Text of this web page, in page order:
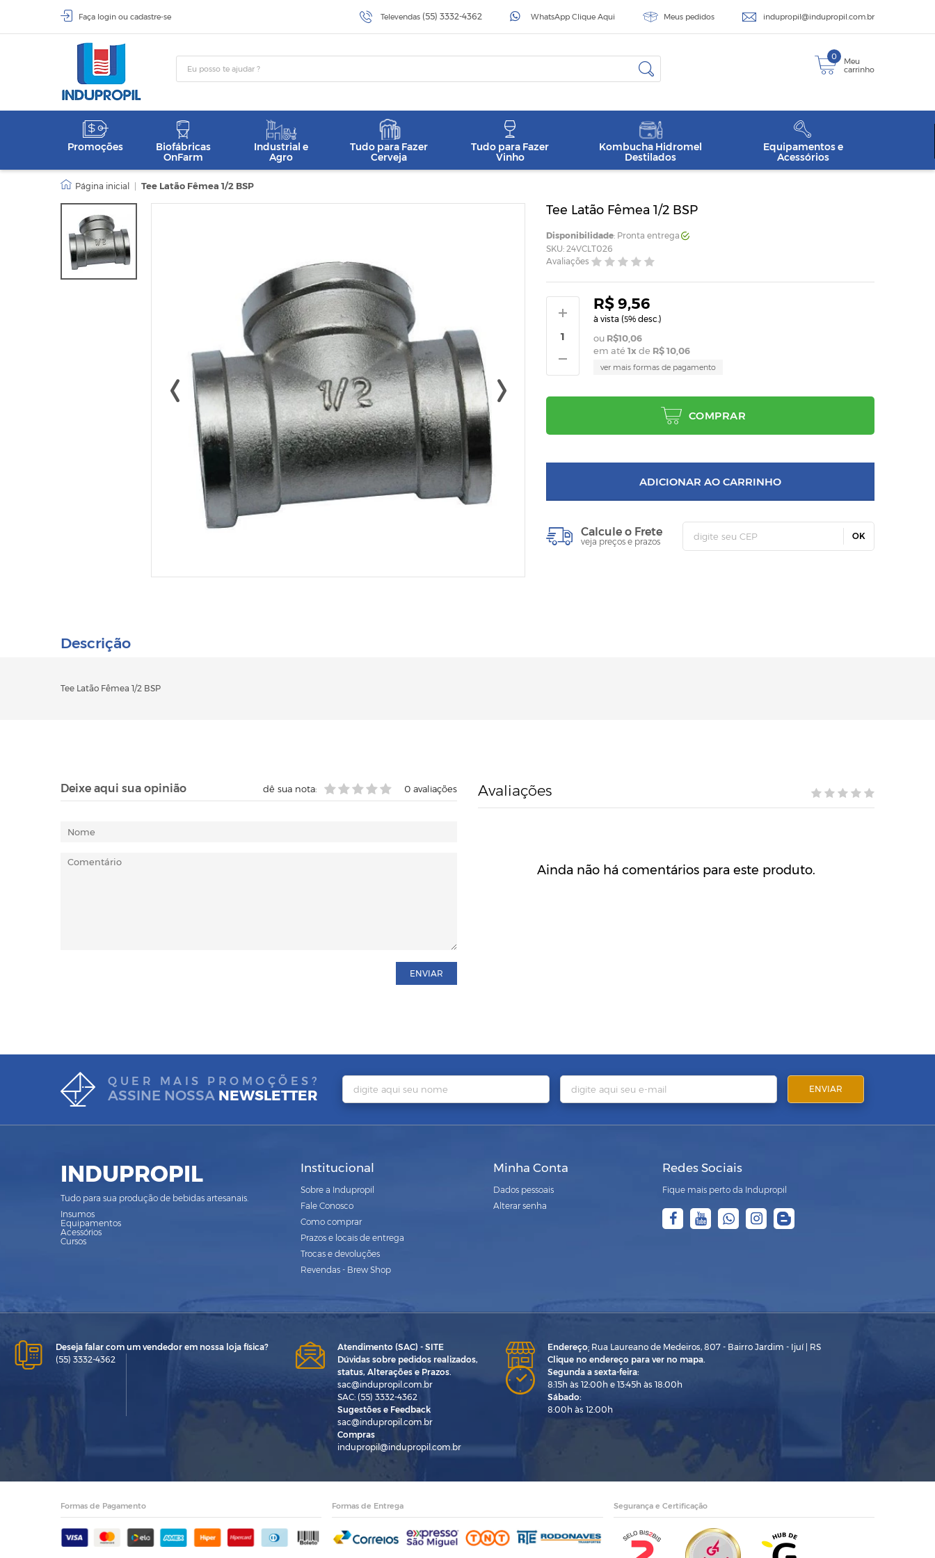
Faça login ou cadastre-se Televendas (55) 3332-4362 WhatsApp Clique Aqui Meus pedidos indupropil@indupropil.com.br
0
Meu
carrinho
Promoções
Biofábricas
OnFarm
Industrial e
Agro
Tudo para Fazer
Cerveja
Tudo para Fazer
Vinho
Kombucha Hidromel
Destilados
Equipamentos e
Acessórios
Tee Latão Fêmea 1/2 BSP
Tee Latão Fêmea 1/2 BSP
Disponibilidade: Pronta entrega
SKU: 24VCLT026
Avaliações
R$ 9,56
à vista (5% desc.)
R$10,06
em até 1x de R$ 10,06
ver mais formas de pagamento
COMPRAR
ADICIONAR AO CARRINHO
Calcule o Frete
veja preços e prazos
OK
Descrição
Tee Latão Fêmea 1/2 BSP
Deixe aqui sua opinião 0 avaliações
dê sua nota:
ENVIAR
Avaliações
Ainda não há comentários para este produto.
QUER MAIS PROMOÇÕES?
ASSINE NOSSA NEWSLETTER
INDUPROPIL
Tudo para sua produção de bebidas artesanais.
Insumos
Equipamentos
Acessórios
Cursos
Institucional
Sobre a Indupropil
Fale Conosco
Como comprar
Prazos e locais de entrega
Trocas e devoluções
Revendas - Brew Shop
Minha Conta
Dados pessoais
Alterar senha
Redes Sociais
Fique mais perto da Indupropil
Deseja falar com um vendedor em nossa loja física?
(55) 3332-4362
Atendimento (SAC) - SITE
Dúvidas sobre pedidos realizados,
status, Alterações e Prazos.
sac@indupropil.com.br
SAC: (55) 3332-4362
Sugestões e Feedback
sac@indupropil.com.br
Compras
indupropil@indupropil.com.br
Endereço: Rua Laureano de Medeiros, 807 - Bairro Jardim - Ijuí | RS
Clique no endereço para ver no mapa.
Segunda a sexta-feira:
8:15h às 12:00h e 13:45h às 18:00h
Sábado:
8:00h às 12:00h
Formas de Pagamento Formas de Entrega Segurança e Certificação